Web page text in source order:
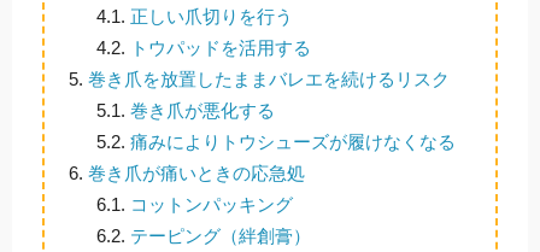
4.1. 正しい爪切りを行う
4.2. トウパッドを活用する
5. 巻き爪を放置したままバレエを続けるリスク
5.1. 巻き爪が悪化する
5.2. 痛みによりトウシューズが履けなくなる
6. 巻き爪が痛いときの応急処
6.1. コットンパッキング
6.2. テーピング（絆創膏）